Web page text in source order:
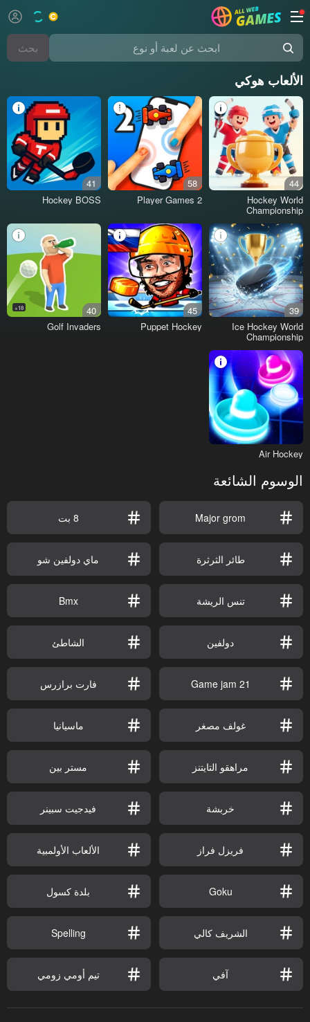
ابحث عن لعبة أو نوع بحث
الألعاب هوكي
44
Hockey World
Championship
58
2 Player Games
41
Hockey BOSS
39
Ice Hockey World
Championship
45
Puppet Hockey
40
18+
Golf Invaders
Air Hockey
الوسوم الشائعة
Major grom 8 بت
طائر الثرثرة ماي دولفين شو
تنس الريشة Bmx
دولفين الشاطئ
Game jam 21 فارت برازرس
غولف مصغر ماسيانيا
مراهقو التايتنز مستر بين
خربشة فيدجيت سبينر
فريزل فراز الألعاب الأولمبية
Goku بلدة كسول
الشريف كالي Spelling
آفي تيم أومي زومي